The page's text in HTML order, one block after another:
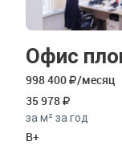
Офис
998 400
/месяц
35 978
за м² за год
B+